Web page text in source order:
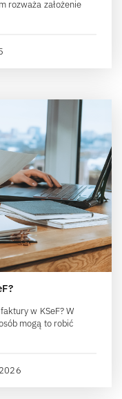
rozważa założenie
w KSeF? W
mogą to robić